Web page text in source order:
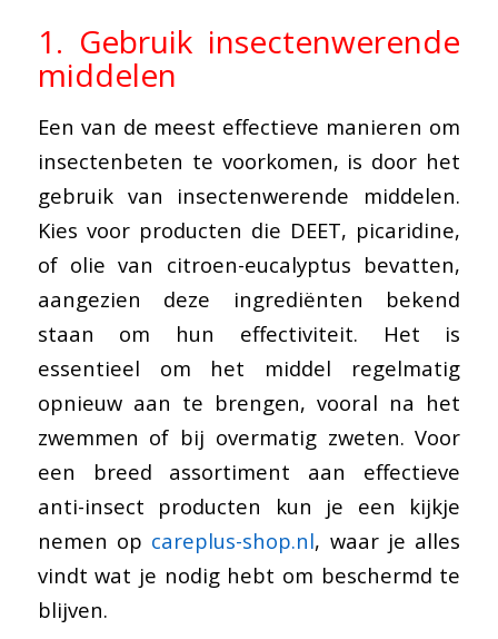
1. Gebruik insectenwerende
middelen
Een van de meest effectieve manieren om
insectenbeten te voorkomen, is door het
gebruik van insectenwerende middelen.
Kies voor producten die DEET, picaridine,
of olie van citroen-eucalyptus bevatten,
aangezien deze ingrediënten bekend
staan om hun effectiviteit. Het is
essentieel om het middel regelmatig
opnieuw aan te brengen, vooral na het
zwemmen of bij overmatig zweten. Voor
een breed assortiment aan effectieve
anti-insect producten kun je een kijkje
nemen op careplus-shop.nl, waar je alles
vindt wat je nodig hebt om beschermd te
blijven.